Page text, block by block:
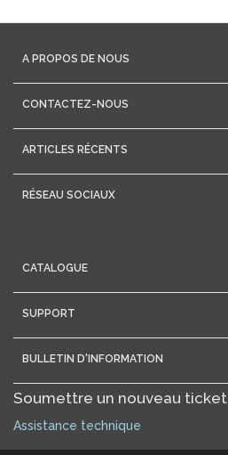
A PROPOS DE NOUS
CONTACTEZ-NOUS
ARTICLES RÉCENTS
RÉSEAU SOCIAUX
CATALOGUE
SUPPORT
BULLETIN D'INFORMATION
Soumettre un nouveau ticket
Assistance technique